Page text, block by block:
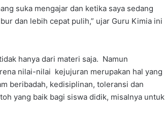
suka mengajar dan ketika saya sedang
dan lebih cepat pulih,” ujar Guru Kimia ini
hanya dari materi saja. Namun
nilai-nilai kejujuran merupakan hal yang
beribadah, kedisiplinan, toleransi dan
yang baik bagi siswa didik, misalnya untuk